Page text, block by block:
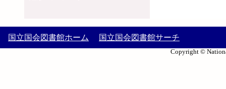
国立国会図書館ホーム 国立国会図書館サーチ
Copyright ©